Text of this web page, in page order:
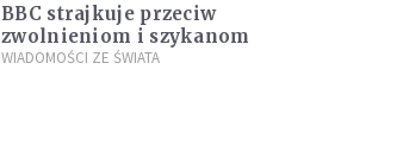
BBC strajkuje przeciw
zwolnieniom i szykanom
WIADOMOŚCI ZE ŚWIATA